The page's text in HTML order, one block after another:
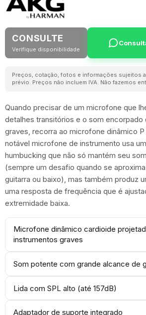
CONSULTE
Verifique disponibilidade
Preços, cotação, fotos e informações sujeitos
prévio. Preços não incluem IVA. Não fazemos
Quando precisar de um microfone que
detalhes transitórios e o som encorpado
graves, recorra ao microfone dinâmico P
notável microfone de instrumento usa
humbucking que não só mantém seu
(sempre um desafio quando se
guitarra ou baixo), mas também produz
uma resposta de frequência que é
extremidade baixa.
Microfone dinâmico cardioide
instrumentos graves
Som potente com grande alcance de
Lida com SPL alto (até 157dB)
Adaptador de suporte integrado